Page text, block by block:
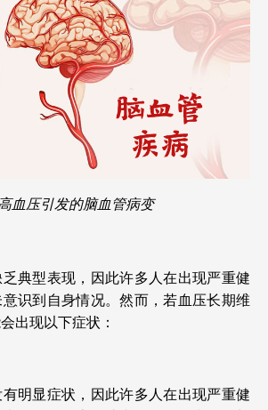
血压引发的脑血管病变
典型表现，因此许多人在出现严重健
识到自身情况。然而，若血压长期维
出现以下症状：
明显症状，因此许多人在出现严重健